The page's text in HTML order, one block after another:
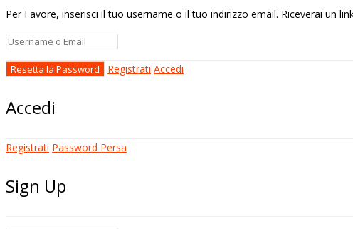
Per Favore, inserisci il tuo username o il tuo indirizzo email. Riceverai un
Registrati Accedi
Accedi
Registrati Password Persa
Sign Up